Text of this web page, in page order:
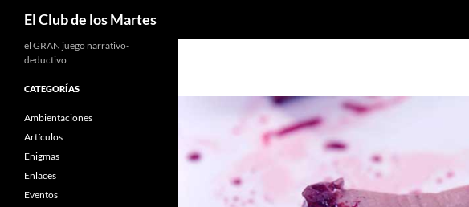
El Club de los Martes
el GRAN juego narrativo-
deductivo
CATEGORÍAS
Ambientaciones
Artículos
Enigmas
Enlaces
Eventos